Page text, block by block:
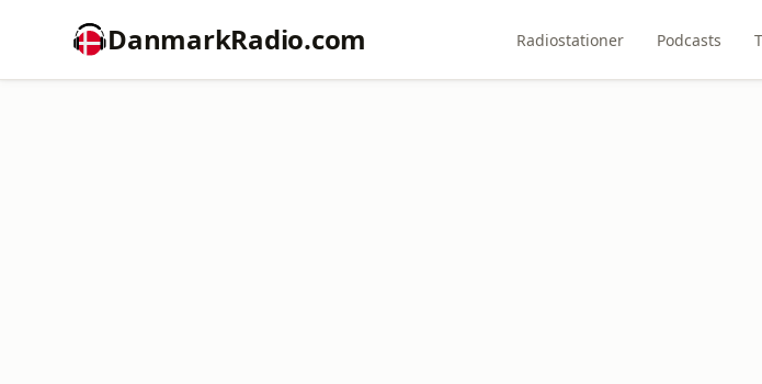
DanmarkRadio.com Radiostationer Podcasts